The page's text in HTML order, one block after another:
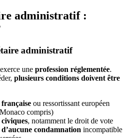
administratif :
administratif
une profession réglementée.
plusieurs conditions doivent être
ou ressortissant européen
compris)
, notamment le droit de vote
condamnation incompatible